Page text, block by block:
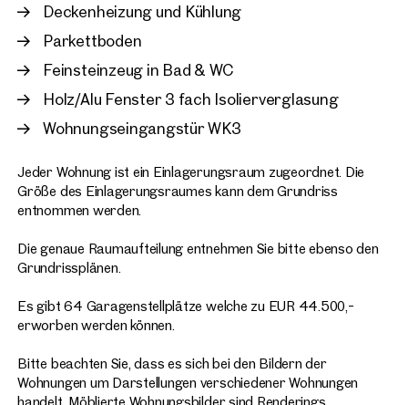
Deckenheizung und Kühlung
Parkettboden
Feinsteinzeug in Bad & WC
Holz/Alu Fenster 3 fach Isolierverglasung
Wohnungseingangstür WK3
Jeder Wohnung ist ein Einlagerungsraum zugeordnet. Die
Größe des Einlagerungsraumes kann dem Grundriss
entnommen werden.
Die genaue Raumaufteilung entnehmen Sie bitte ebenso den
Grundrissplänen.
Es gibt 64 Garagenstellplätze welche zu EUR 44.500,-
erworben werden können.
Bitte beachten Sie, dass es sich bei den Bildern der
Wohnungen um Darstellungen verschiedener Wohnungen
handelt. Möblierte Wohnungsbilder sind Renderings.